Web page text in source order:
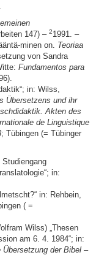
147) – 21991. –
minen on. Teoriaa
von Sandra
Fundamentos para
in: Wilss,
Übersetzens und ihr
Akten des
de Linguistique
; Tübingen (= Tübinger
in:
in: Rehbein,
( =
Wilss) „Thesen
am 6. 4. 1984“; in:
Übersetzung der Bibel –